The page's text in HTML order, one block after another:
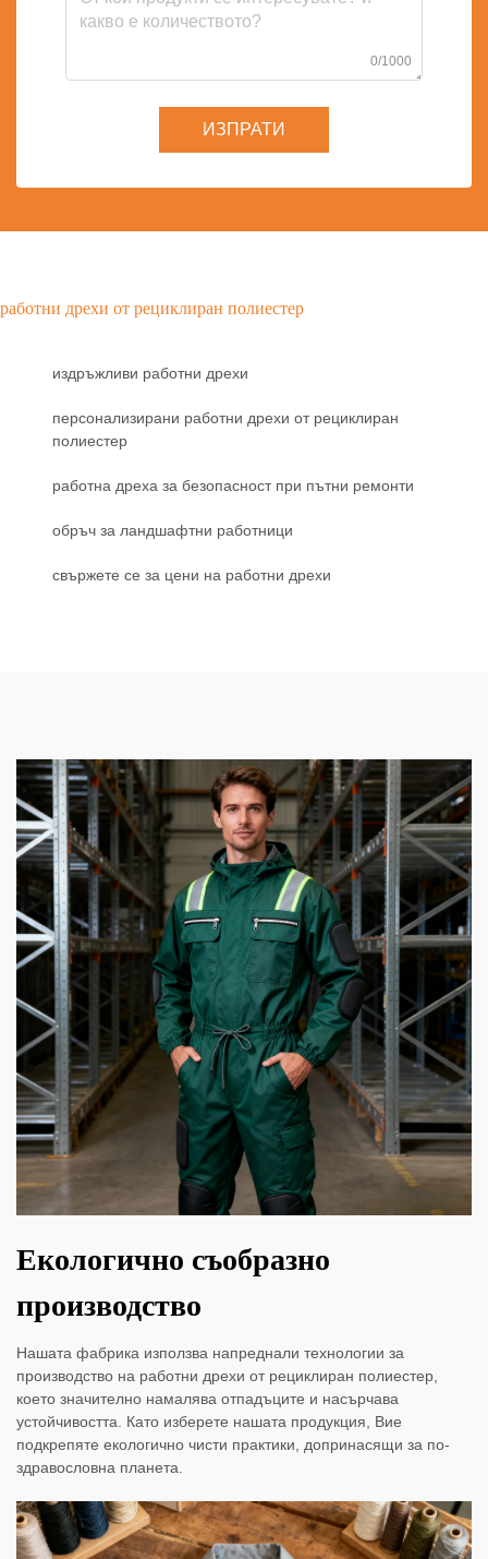
0/1000
ИЗПРАТИ
работни дрехи от рециклиран полиестер
издръжливи работни дрехи
персонализирани работни дрехи от рециклиран
полиестер
работна дреха за безопасност при пътни ремонти
обръч за ландшафтни работници
свържете се за цени на работни дрехи
Екологично съобразно
производство
Нашата фабрика използва напреднали технологии за
производство на работни дрехи от рециклиран полиестер,
което значително намалява отпадъците и насърчава
устойчивостта. Като изберете нашата продукция, Вие
подкрепяте екологично чисти практики, допринасящи за по-
здравословна планета.